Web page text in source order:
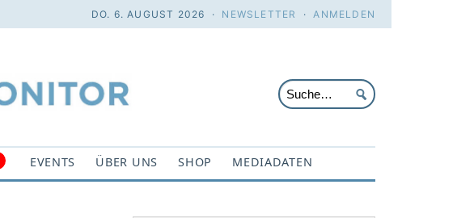
DO. 6. AUGUST 2026 · NEWSLETTER ·ANMELDEN
EVENTS ÜBER UNS SHOP MEDIADATEN